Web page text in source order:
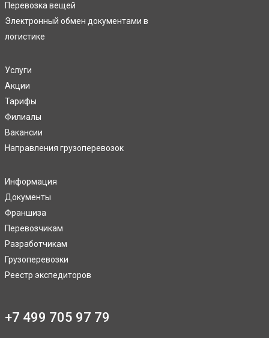
Перевозка вещей
Электронный обмен документами в
логистике
Услуги
Акции
Тарифы
Филиалы
Вакансии
Направления грузоперевозок
Информация
Документы
Франшиза
Перевозчикам
Разработчикам
Грузоперевозки
Реестр экспедиторов
+7 499 705 97 79